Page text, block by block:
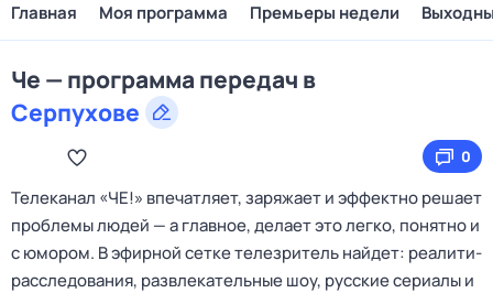
Главная Моя программа Премьеры недели
Че — программа передач в
Серпухове
0
Телеканал «ЧЕ!» впечатляет, заряжает и эффектно решает
проблемы людей — а главное, делает это легко, понятно и
с юмором. В эфирной сетке телезритель найдет: реалити-
расследования, развлекательные шоу, русские сериалы и